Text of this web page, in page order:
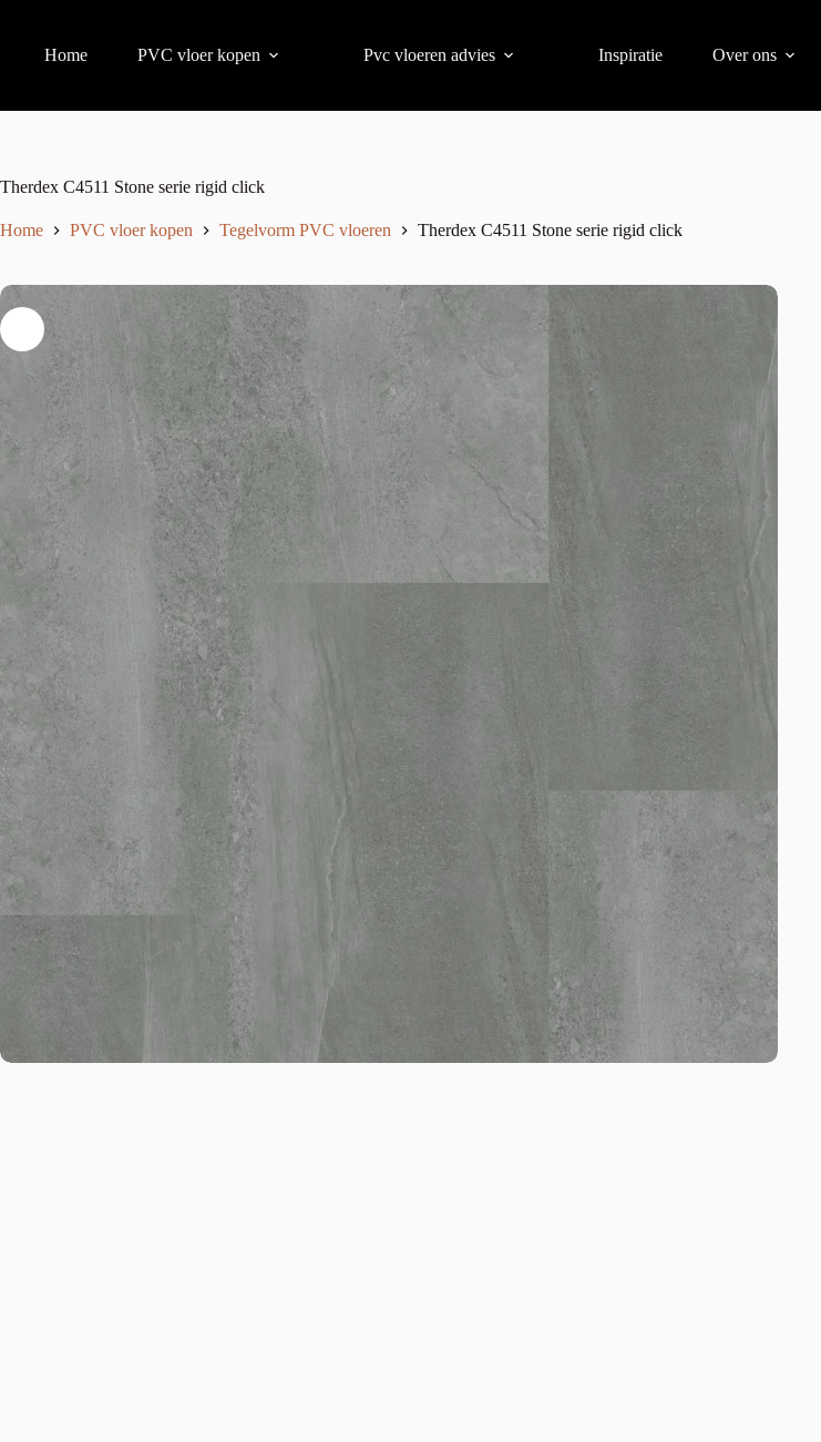
Home PVC vloer kopen Pvc vloeren advies Inspiratie Over ons
Therdex C4511 Stone serie rigid click
Home PVC vloer kopen Tegelvorm PVC vloeren Therdex C4511 Stone serie rigid click